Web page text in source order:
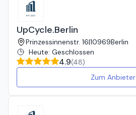
UpCycle.Berlin
Prinzessinnenstr. 16|10969Berlin
Heute: Geschlossen
4.9(48)
Zum Anbieter